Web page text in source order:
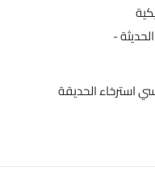
استرخاء الحديقة